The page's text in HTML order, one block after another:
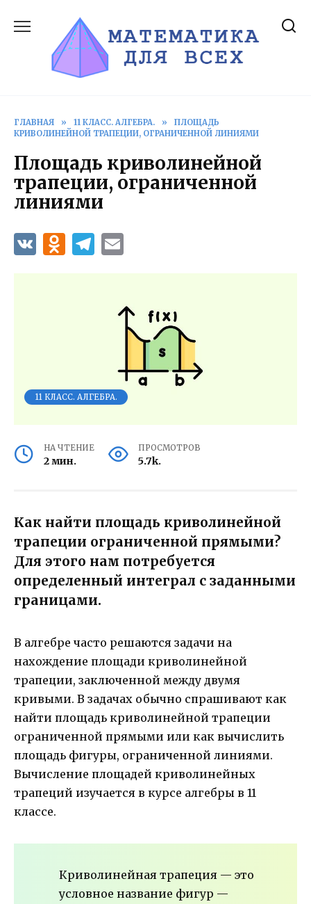
содержанию
ГЛАВНАЯ » 11 КЛАСС. АЛГЕБРА. »
ПЛОЩАДЬ
КРИВОЛИНЕЙНОЙ ТРАПЕЦИИ, ОГРАНИЧЕННОЙ ЛИНИЯМИ
Площадь криволинейной
трапеции, ограниченной
линиями
11 КЛАСС. АЛГЕБРА.
НА ЧТЕНИЕ
2 мин.
ПРОСМОТРОВ
5.7k.
Как найти площадь криволинейной
трапеции ограниченной прямыми?
Для этого нам потребуется
определенный интеграл с заданными
границами.
В алгебре часто решаются задачи на
нахождение площади криволинейной
трапеции, заключенной между двумя
кривыми. В задачах обычно спрашивают как
найти площадь криволинейной трапеции
ограниченной прямыми или как вычислить
площадь фигуры, ограниченной линиями.
Вычисление площадей криволинейных
трапеций изучается в курсе алгебры в 11
классе.
Криволинейная трапеция — это
условное название фигур —